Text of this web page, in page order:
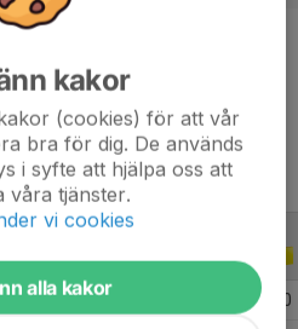
0
kakor
(cookies) för att vår
bra för dig. De används
i syfte att hjälpa oss att
våra tjänster.
vi cookies
alla kakor